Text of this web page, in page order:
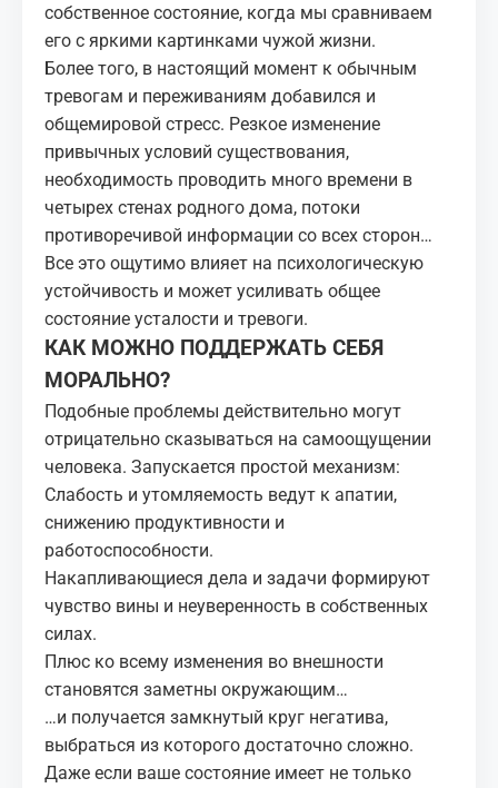
собственное состояние, когда мы сравниваем
его с яркими картинками чужой жизни.
Более того, в настоящий момент к обычным
тревогам и переживаниям добавился и
общемировой стресс. Резкое изменение
привычных условий существования,
необходимость проводить много времени в
четырех стенах родного дома, потоки
противоречивой информации со всех сторон…
Все это ощутимо влияет на психологическую
устойчивость и может усиливать общее
состояние усталости и тревоги.
КАК МОЖНО ПОДДЕРЖАТЬ СЕБЯ
МОРАЛЬНО?
Подобные проблемы действительно могут
отрицательно сказываться на самоощущении
человека. Запускается простой механизм:
Слабость и утомляемость ведут к апатии,
снижению продуктивности и
работоспособности.
Накапливающиеся дела и задачи формируют
чувство вины и неуверенность в собственных
силах.
Плюс ко всему изменения во внешности
становятся заметны окружающим…
…и получается замкнутый круг негатива,
выбраться из которого достаточно сложно.
Даже если ваше состояние имеет не только